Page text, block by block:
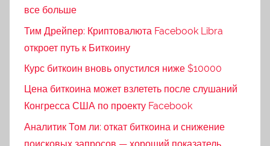
все больше
Тим Дрейпер: Криптовалюта Facebook Libra
откроет путь к Биткоину
Курс биткоин вновь опустился ниже $10000
Цена биткоина может взлететь после слушаний
Конгресса США по проекту Facebook
Аналитик Том ли: откат биткоина и снижение
поисковых запросов — хороший показатель